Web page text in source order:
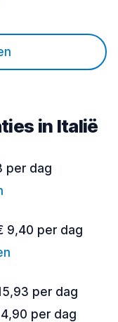
in Italië
per dag
9,40 per dag
per dag
per dag